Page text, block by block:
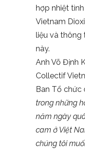
hợp nhiệt
Vietnam
liệu và thông
này.
Anh Võ Định
Collectif
Ban Tổ chức
trong những
năm ngày
cam ở Việt
chúng tôi